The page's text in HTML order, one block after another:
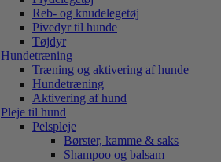
Reb- og knudelegetøj
Pivedyr til hunde
Tøjdyr
Hundetræning
Træning og aktivering af hunde
Hundetræning
Aktivering af hund
Pleje til hund
Pelspleje
Børster, kamme & saks
Shampoo og balsam